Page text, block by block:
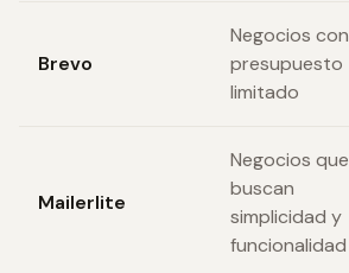
Brevo
Negocios con
presupuesto
limitado
Mailerlite
Negocios que
buscan
simplicidad y
funcionalidad